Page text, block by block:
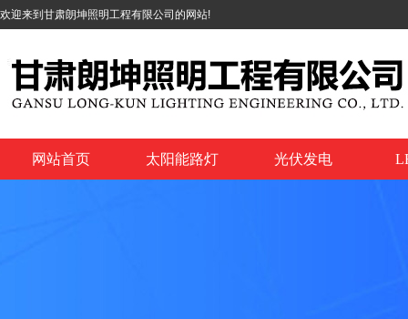
欢迎来到甘肃朗坤照明工程有限公司的网站!
网站首页 太阳能路灯 光伏发电